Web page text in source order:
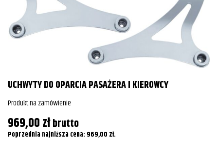
UCHWYTY DO OPARCIA PASAŻERA I KIEROWCY
Produkt na zamówienie
969,00złbrutto
Poprzednia najniższa cena: 969,00 zł.